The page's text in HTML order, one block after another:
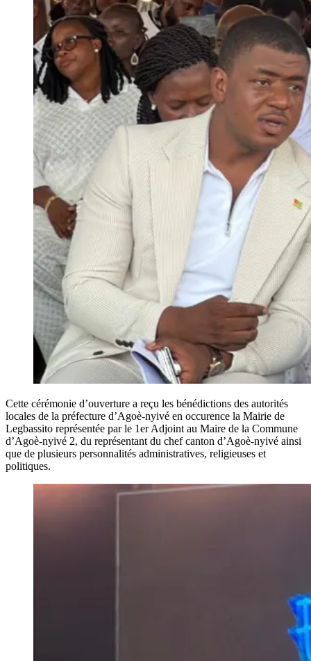
Cette cérémonie d’ouverture a reçu les bénédictions des autorités
locales de la préfecture d’Agoè-nyivé en occurence la Mairie de
Legbassito représentée par le 1er Adjoint au Maire de la Commune
d’Agoè-nyivé 2, du représentant du chef canton d’Agoè-nyivé ainsi
que de plusieurs personnalités administratives, religieuses et
politiques.